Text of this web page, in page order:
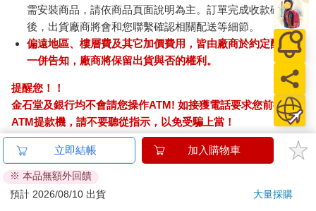
需安裝商品，請依商品頁面說明為主。訂單完成收款確認
後，出貨廠商將會和您聯繫確認相關配送等細節。
偏遠地區、樓層費及其它加價費用，皆由廠商於約定配送時
一併告知，廠商將保留出貨與否的權利。
提醒您！！
金石堂及銀行均不會請您操作ATM! 如接獲電話要求您前往
ATM提款機，請不要聽從指示，以免受騙上當！
退換貨須知：
**提醒您，鑑賞期不等於試用期，退回商品須為全新狀態**
依據「消費者保護法」第19條及行政院消費者保護處公告之
「通訊交易解除權合理例外情事適用準則」，以下商品購買
立即結帳 加入購物車
※ 本品無額外回饋
預計 2026/08/10 出貨
大量採購